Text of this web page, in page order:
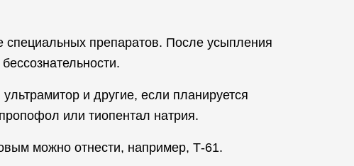
специальных препаратов. После усыпления
и другие, если планируется
или тиопентал натрия.
можно отнести, например, Т-61.